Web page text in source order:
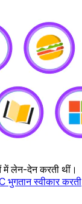
में लेन-देन करती थीं।
भुगतान स्वीकार करती